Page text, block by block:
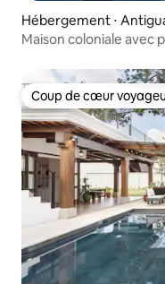
Hébergement ⋅
Maison coloniale avec
Coup de cœur
Coup de cœur